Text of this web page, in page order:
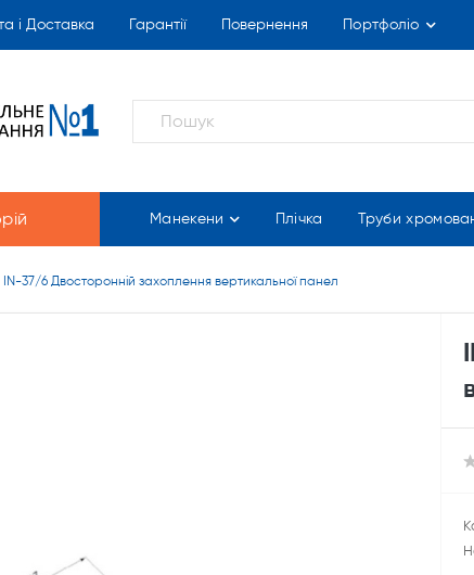
і Доставка Гарантії Повернення Портфоліо
Манекени Плічка Труби
IN-37/6 Двосторонній захоплення вертикальної панел